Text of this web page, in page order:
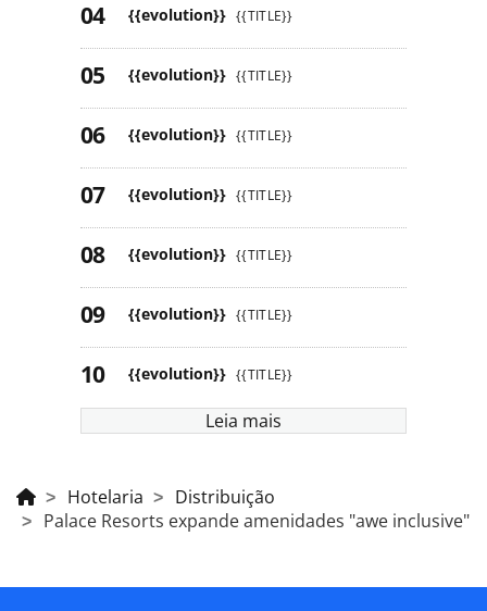
{{evolution}} {{TITLE}}
{{evolution}} {{TITLE}}
{{evolution}} {{TITLE}}
{{evolution}} {{TITLE}}
{{evolution}} {{TITLE}}
{{evolution}} {{TITLE}}
{{evolution}} {{TITLE}}
Leia mais
Hotelaria
Distribuição
Palace Resorts expande amenidades "awe inclusive"